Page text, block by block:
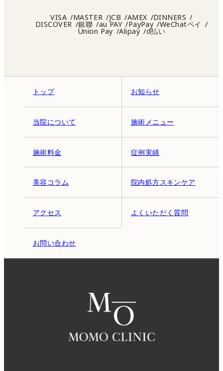
トップ お知らせ
当院について 施術メニュー
施術料金 症例実績
美容コラム 院内処方スキンケア
アクセス よくいただく質問
お問い合わせ
VISA MASTER JCB AMEX DINNERS
DISCOVER 銀聯 au PAY PayPay WeChatペイ
Union Pay Alipay d払い